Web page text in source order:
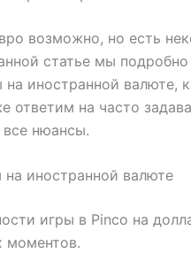
возможно, но есть
статье мы
иностранной валюте,
ответим на часто
все нюансы.
иностранной валюте
игры в Pinco на
моментов.